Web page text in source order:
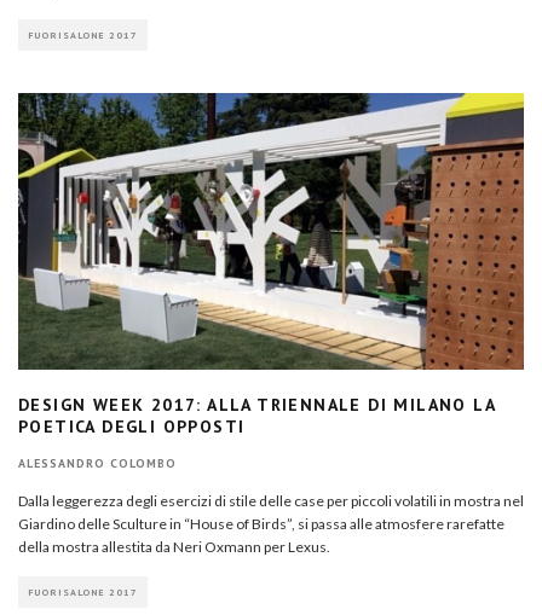
FUORISALONE 2017
DESIGN WEEK 2017: ALLA TRIENNALE DI MILANO LA
POETICA DEGLI OPPOSTI
ALESSANDRO COLOMBO
Dalla leggerezza degli esercizi di stile delle case per piccoli volatili in mostra nel
Giardino delle Sculture in “House of Birds”, si passa alle atmosfere rarefatte
della mostra allestita da Neri Oxmann per Lexus.
FUORISALONE 2017